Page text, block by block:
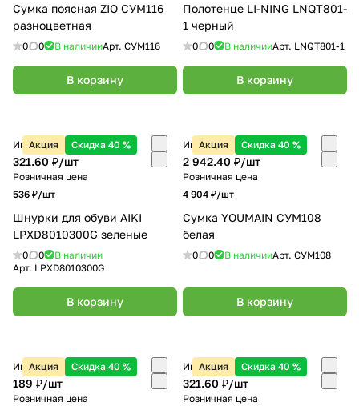
Сумка поясная ZIO СУМ116
разноцветная
0 0 В наличииАрт. СУМ116
В корзину
Полотенце LI-NING LNQT801-
1 черный
0 0 В наличииАрт. LNQT801-1
В корзину
Акция Скидка 40 %
Интернет-магазин
321.60 ₽/шт
Розничная цена
536 ₽/шт
Шнурки для обуви AIKI
LPXD8010300G зеленые
0 0
В наличии
Арт. LPXD8010300G
В корзину
Акция Скидка 40 %
Интернет-магазин
2 942.40 ₽/шт
Розничная цена
4 904 ₽/шт
Сумка YOUMAIN СУМ108
белая
0 0 В наличииАрт. СУМ108
В корзину
Акция Скидка 40 %
Интернет-магазин
189 ₽/шт
Розничная цена
Акция Скидка 40 %
Интернет-магазин
321.60 ₽/шт
Розничная цена